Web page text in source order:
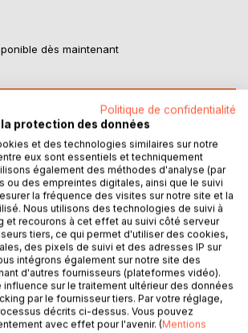
dès maintenant
AJOUTER AU PANIERPolitique de confidentialité
protection des données
et des technologies similaires sur notre
eux sont essentiels et techniquement
également des méthodes d'analyse (par
ou des empreintes digitales, ainsi que le suivi
la fréquence des visites sur notre site et la
Nous utilisons des technologies de suivi à
et recourons à cet effet au suivi côté serveur
tiers, ce qui permet d'utiliser des cookies,
des pixels de suivi et des adresses IP sur
intégrons également sur notre site des
d'autres fournisseurs (plateformes vidéo).
influence sur le traitement ultérieur des données
par le fournisseur tiers. Par votre réglage,
décrits ci-dessus. Vous pouvez
avec effet pour l'avenir. (Mentions